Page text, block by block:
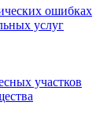
ошибках
услуг
участков